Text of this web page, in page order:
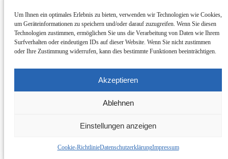
Um Ihnen ein optimales Erlebnis zu bieten, verwenden wir Technologien wie Cookies,
um Geräteinformationen zu speichern und/oder darauf zuzugreifen. Wenn Sie diesen
Technologien zustimmen, ermöglichen Sie uns die Verarbeitung von Daten wie Ihrem
Surfverhalten oder eindeutigen IDs auf dieser Website. Wenn Sie nicht zustimmen
oder Ihre Zustimmung widerrufen, kann dies bestimmte Funktionen beeinträchtigen.
Akzeptieren
Ablehnen
Einstellungen anzeigen
Cookie-RichtlinieDatenschutzerklärungImpressum